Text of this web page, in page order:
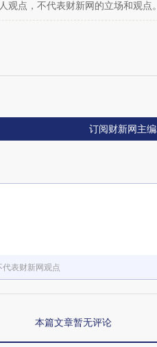
观点，不代表财新网的立场和观点。
订阅财新网主
表财新网观点
本篇文章暂无评论